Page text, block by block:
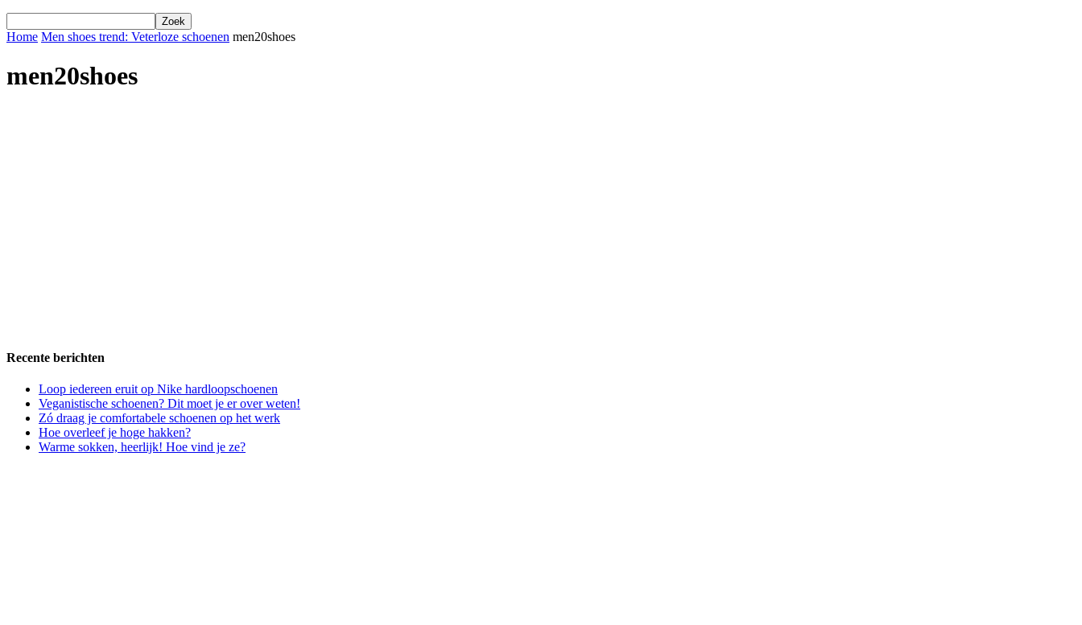
Home Men shoes trend: Veterloze schoenen men20shoes
men20shoes
Recente berichten
Loop iedereen eruit op Nike hardloopschoenen
Veganistische schoenen? Dit moet je er over weten!
Zó draag je comfortabele schoenen op het werk
Hoe overleef je hoge hakken?
Warme sokken, heerlijk! Hoe vind je ze?